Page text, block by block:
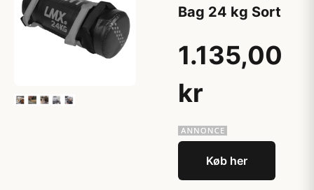
Bag 24 kg Sort
1.135,00
kr
Køb her